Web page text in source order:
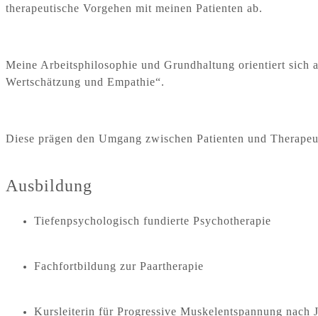
therapeutische Vorgehen mit meinen Patienten ab.
Meine Arbeitsphilosophie und Grundhaltung orientiert sich
Wertschätzung und Empathie“.
Diese prägen den Umgang zwischen Patienten und
Ausbildung
Tiefenpsychologisch fundierte Psychotherapie
Fachfortbildung zur Paartherapie
Kursleiterin für Progressive Muskelentspannung nach